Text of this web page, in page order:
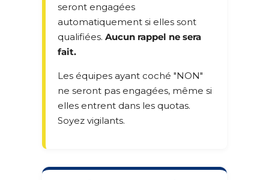
seront engagées
automatiquement si elles sont
qualifiées. Aucun rappel ne sera
fait.
Les équipes ayant coché "NON"
ne seront pas engagées, même si
elles entrent dans les quotas.
Soyez vigilants.